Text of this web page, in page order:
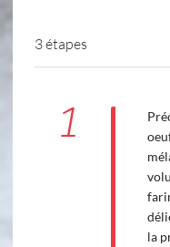
3 étapes
1
la